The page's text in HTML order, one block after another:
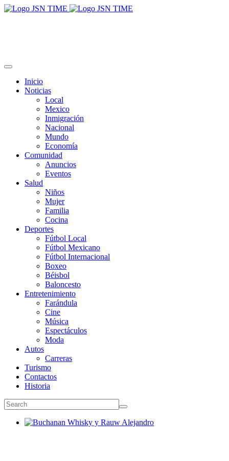
Inicio
Noticias
Local
Mexico
Inmigración
Nacional
Mundo
Economía
Comunidad
Anuncios
Eventos
Salud
Niños
Mujer
Familia
Cocina
Deportes
Fútbol Local
Fútbol Mexicano
Fútbol Internacional
Boxeo
Béisbol
Baloncesto
Entretenimiento
Farándula
Cine
Música
Espectáculos
Moda
Autos
Carreras
Turismo
Contactos
Historia